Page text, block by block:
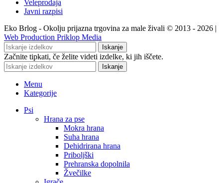
Veleprodaja
Javni razpisi
Eko Brlog - Okolju prijazna trgovina za male živali © 2013 - 2026 |
Web Production Priklop Media
Iskanje
Začnite tipkati, če želite videti izdelke, ki jih iščete.
Iskanje
Menu
Kategorije
Psi
Hrana za pse
Mokra hrana
Suha hrana
Dehidrirana hrana
Priboljški
Prehranska dopolnila
Žvečilke